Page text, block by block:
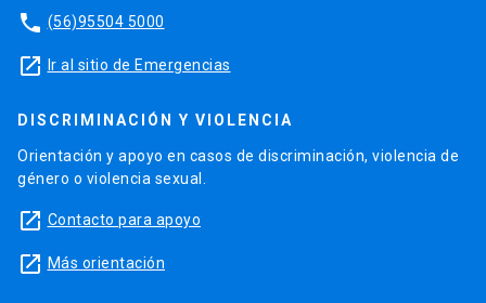
phone (56)95504 5000
launch Ir al sitio de Emergencias
DISCRIMINACIÓN Y VIOLENCIA
Orientación y apoyo en casos de discriminación, violencia de
género o violencia sexual.
launch Contacto para apoyo
launch Más orientación